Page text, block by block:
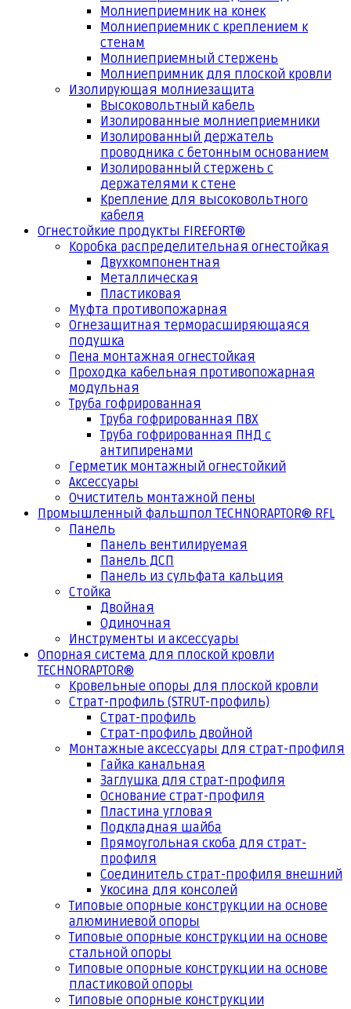
Молниеприемник на конек
Молниеприемник с креплением к
стенам
Молниеприемный стержень
Молниепримник для плоской кровли
Изолирующая молниезащита
Высоковольтный кабель
Изолированные молниеприемники
Изолированный держатель
проводника с бетонным основанием
Изолированный стержень с
держателями к стене
Крепление для высоковольтного
кабеля
Огнестойкие продукты FIREFORT®
Коробка распределительная огнестойкая
Двухкомпонентная
Металлическая
Пластиковая
Муфта противопожарная
Огнезащитная терморасширяющаяся
подушка
Пена монтажная огнестойкая
Проходка кабельная противопожарная
модульная
Труба гофрированная
Труба гофрированная ПВХ
Труба гофрированная ПНД с
антипиренами
Герметик монтажный огнестойкий
Аксессуары
Очиститель монтажной пены
Промышленный фальшпол TECHNORAPTOR® RFL
Панель
Панель вентилируемая
Панель ДСП
Панель из сульфата кальция
Стойка
Двойная
Одиночная
Инструменты и аксессуары
Опорная система для плоской кровли
TECHNORAPTOR®
Кровельные опоры для плоской кровли
Страт-профиль (STRUT-профиль)
Страт-профиль
Страт-профиль двойной
Монтажные аксессуары для страт-профиля
Гайка канальная
Заглушка для страт-профиля
Основание страт-профиля
Пластина угловая
Подкладная шайба
Прямоугольная скоба для страт-
профиля
Соединитель страт-профиля внешний
Укосина для консолей
Типовые опорные конструкции на основе
алюминиевой опоры
Типовые опорные конструкции на основе
стальной опоры
Типовые опорные конструкции на основе
пластиковой опоры
Типовые опорные конструкции